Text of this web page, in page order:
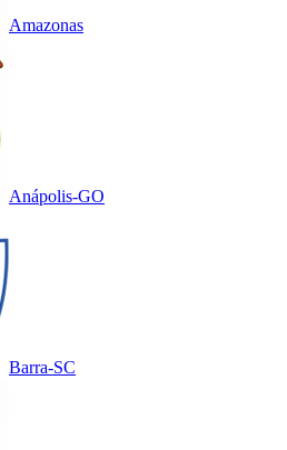
Amazonas
Anápolis-GO
Barra-SC